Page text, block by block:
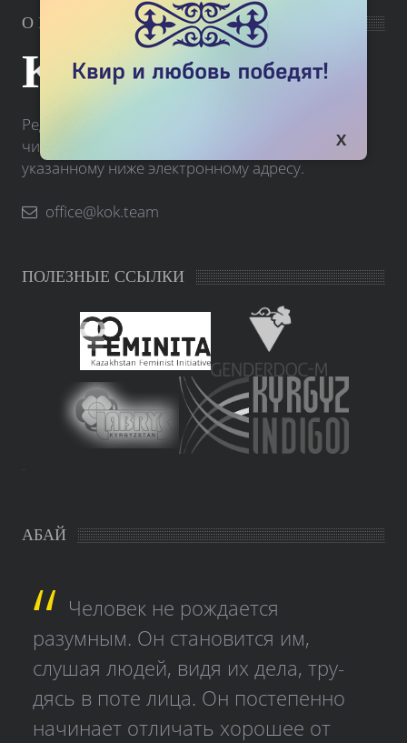
О РЕДАКЦИИ
KOK.TEAM
Редакция портала Kok.team принимает письма
читателей. Вы можете связаться с нами по
указанному ниже электронному адресу.
office@kok.team
ПОЛЕЗНЫЕ ССЫЛКИ
АБАЙ
Человек не рождается
разумным. Он становится им,
слушая людей, видя их дела, тру­
дясь в поте лица. Он постепенно
начинает отличать хорошее от